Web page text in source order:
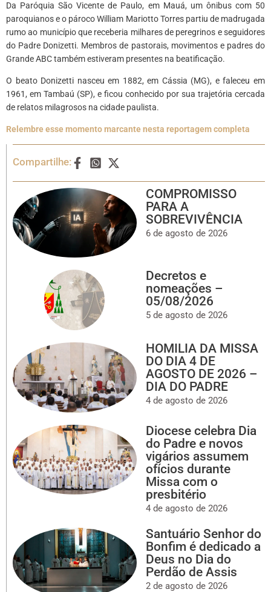
Da Paróquia São Vicente de Paulo, em Mauá, um ônibus com 50
paroquianos e o pároco William Mariotto Torres partiu de madrugada
rumo ao município que receberia milhares de peregrinos e seguidores
do Padre Donizetti. Membros de pastorais, movimentos e padres do
Grande ABC também estiveram presentes na beatificação.
O beato Donizetti nasceu em 1882, em Cássia (MG), e faleceu em
1961, em Tambaú (SP), e ficou conhecido por sua trajetória cercada
de relatos milagrosos na cidade paulista.
Relembre esse momento marcante nesta reportagem completa
Compartilhe:
COMPROMISSO
PARA A
SOBREVIVÊNCIA
6 de agosto de 2026
Decretos e
nomeações –
05/08/2026
5 de agosto de 2026
HOMILIA DA MISSA
DO DIA 4 DE
AGOSTO DE 2026 –
DIA DO PADRE
4 de agosto de 2026
Diocese celebra Dia
do Padre e novos
vigários assumem
ofícios durante
Missa com o
presbitério
4 de agosto de 2026
Santuário Senhor do
Bonfim é dedicado a
Deus no Dia do
Perdão de Assis
2 de agosto de 2026